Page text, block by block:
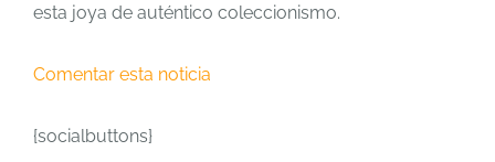
esta joya de auténtico coleccionismo.
Comentar esta noticia
{socialbuttons}